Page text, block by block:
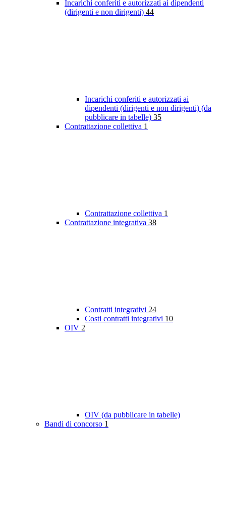
Incarichi conferiti e autorizzati ai dipendenti
(dirigenti e non dirigenti) 44
Incarichi conferiti e autorizzati ai
dipendenti (dirigenti e non dirigenti) (da
pubblicare in tabelle) 35
Contrattazione collettiva 1
Contrattazione collettiva 1
Contrattazione integrativa 38
Contratti integrativi 24
Costi contratti integrativi 10
OIV 2
OIV (da pubblicare in tabelle)
Bandi di concorso 1